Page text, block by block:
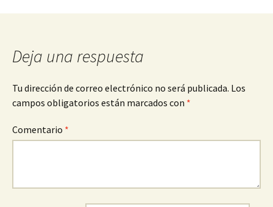
Deja una respuesta
Tu dirección de correo electrónico no será publicada. Los
campos obligatorios están marcados con *
Comentario *